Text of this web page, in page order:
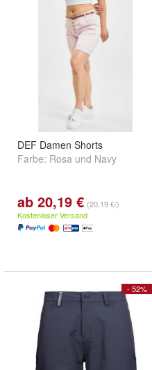
DEF Damen Shorts
Farbe: Rosa und Navy
ab 20,19 € (20,19 €/)
Kostenloser Versand
- 52%